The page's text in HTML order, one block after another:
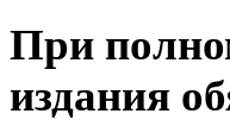
При
издания